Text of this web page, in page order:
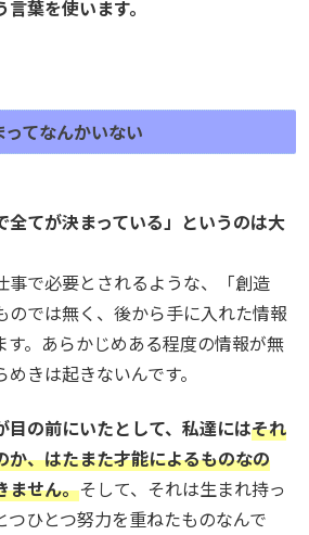
葉を使います。
てなんかいない
全てが決まっている」というのは大
事で必要とされるような、「創造
のでは無く、後から手に入れた情報
す。あらかじめある程度の情報が無
きは起きないんです。
目の前にいたとして、私達にはそれ
か、はたまた才能によるものなの
ません。そして、それは生まれ持っ
つひとつ努力を重ねたものなんで